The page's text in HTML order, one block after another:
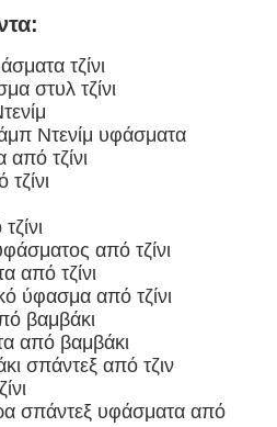
τζίνι
στυλ τζίνι
Ντενίμ υφάσματα
τζίνι
από τζίνι
από τζίνι
ύφασμα από τζίνι
βαμβάκι
από βαμβάκι
σπάντεξ από τζιν
σπάντεξ υφάσματα από